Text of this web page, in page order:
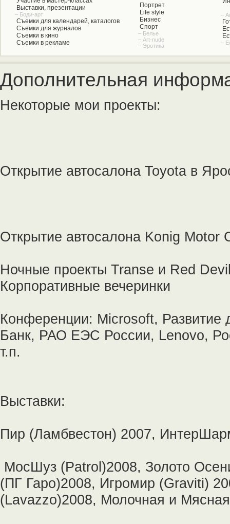
Выставки, презентации
– Боди-арт
Съемки для календарей, каталогов
Съемки для журналов
Съемки в кино
Съемки в рекламе
Портрет
Life style
Бизнес
Спорт
– Белье
– Art-nude
– Эротика
–
–
Дополнительная
Некоторые мои проекты:
Открытие автосалона Toyota в
Открытие автосалона Konig
Ночные проекты Transe и Red
Корпоративные вечеринки
Конференции: Microsoft, Развитие
Банк, РАО ЕЭС России, Lenovo,
т.п.
Выставки:
Пир (Ламбвестон) 2007,
МосШуз (Patrol)2008, Золото
(ПГ Гаро)2008, Игромир (Graviti)
(Lavazzo)2008, Молочная и